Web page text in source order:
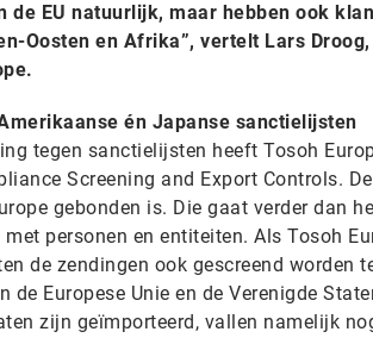
de EU natuurlijk, maar hebben ook
Oosten en Afrika”, vertelt Lars
én Japanse sanctielijsten
tegen sanctielijsten heeft Tosoh
Screening and Export Controls.
gebonden is. Die gaat verder dan
personen en entiteiten. Als Tosoh
de zendingen ook gescreend worden
de Europese Unie en de Verenigde
zijn geïmporteerd, vallen namelijk